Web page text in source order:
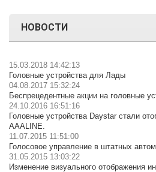
НОВОСТИ
15.03.2018 14:42:13
Головные устройства для Лады
04.08.2017 15:32:24
Беспрецедентные акции на головные
24.10.2016 16:51:16
Головные устройства Daystar стали
AAALINE.
11.07.2015 11:51:00
Голосовое управление в штатных
31.05.2015 13:03:22
Изменение визуального отображения